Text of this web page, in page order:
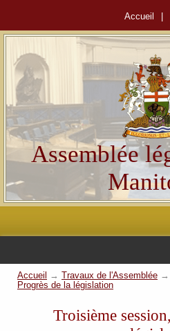
Accueil
Assemblée
Accueil → Travaux de l'Assemblée →
Progrès de la législation
Troisième